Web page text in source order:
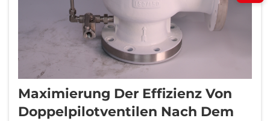
Maximierung Der Effizienz Von
Doppelpilotventilen Nach Dem